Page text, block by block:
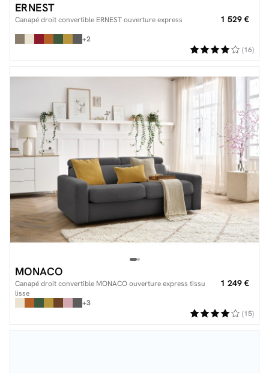
ERNEST
Canapé droit convertible ERNEST ouverture express 1 529 €
+2
(16)
MONACO
Canapé droit convertible MONACO ouverture express tissu
lisse
1 249 €
+3
(15)